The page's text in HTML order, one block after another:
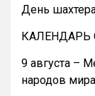
День
КАЛЕНДАРЬ
9 августа –
народов